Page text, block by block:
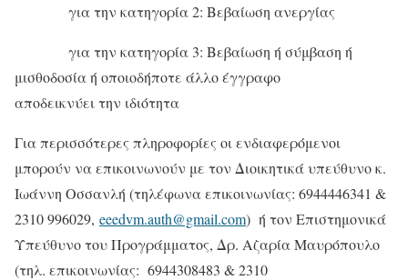
για την κατηγορία 2: Βεβαίωση ανεργίας
για την κατηγορία 3: Βεβαίωση ή σύμβαση ή
μισθοδοσία ή οποιοδήποτε άλλο έγγραφο
αποδεικνύει την ιδιότητα
Για περισσότερες πληροφορίες οι ενδιαφερόμενοι
μπορούν να επικοινωνούν με τον Διοικητικά υπεύθυνο κ.
Ιωάννη Οσσανλή (τηλέφωνα επικοινωνίας: 6944446341 &
2310 996029, eeedvm.auth@gmail.com) ή τον Επιστημονικά
Υπεύθυνο του Προγράμματος, Δρ. Αζαρία Μαυρόπουλο
(τηλ. επικοινωνίας: 6944308483 & 2310